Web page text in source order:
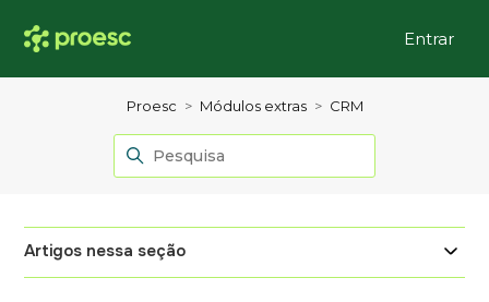
Entrar
Proesc Módulos extras CRM
Artigos nessa seção